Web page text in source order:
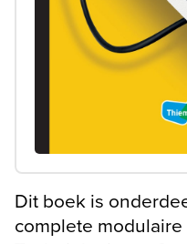
Dit boek is
complete